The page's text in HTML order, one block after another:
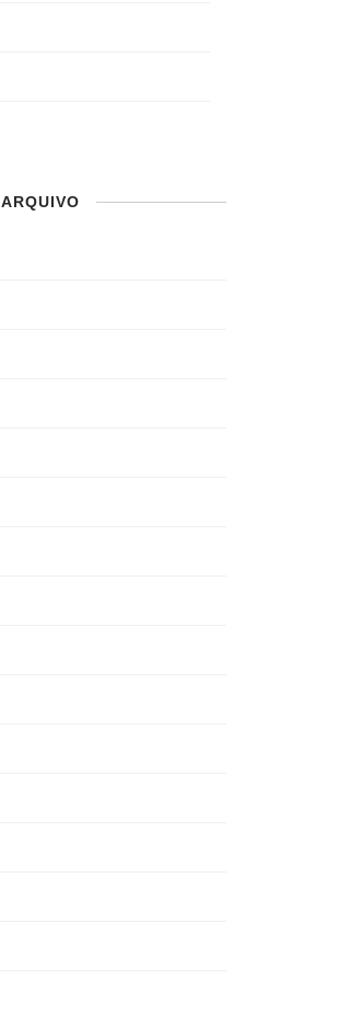
ARQUIVO